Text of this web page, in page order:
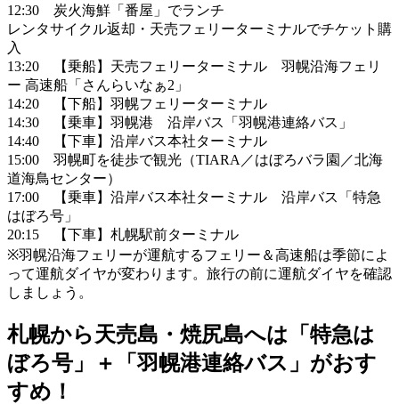
12:30 炭火海鮮「番屋」でランチ
レンタサイクル返却・天売フェリーターミナルでチケット購
入
13:20 【乗船】天売フェリーターミナル 羽幌沿海フェリ
ー 高速船「さんらいなぁ2」
14:20 【下船】羽幌フェリーターミナル
14:30 【乗車】羽幌港 沿岸バス「羽幌港連絡バス」
14:40 【下車】沿岸バス本社ターミナル
15:00 羽幌町を徒歩で観光（TIARA／はぼろバラ園／北海
道海鳥センター）
17:00 【乗車】沿岸バス本社ターミナル 沿岸バス「特急
はぼろ号」
20:15 【下車】札幌駅前ターミナル
※羽幌沿海フェリーが運航するフェリー＆高速船は季節によ
って運航ダイヤが変わります。旅行の前に運航ダイヤを確認
しましょう。
札幌から天売島・焼尻島へは「特急は
ぼろ号」＋「羽幌港連絡バス」がおす
すめ！